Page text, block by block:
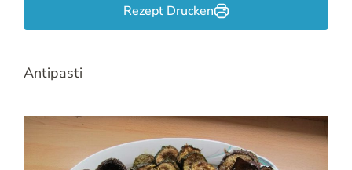
Rezept Drucken
Antipasti